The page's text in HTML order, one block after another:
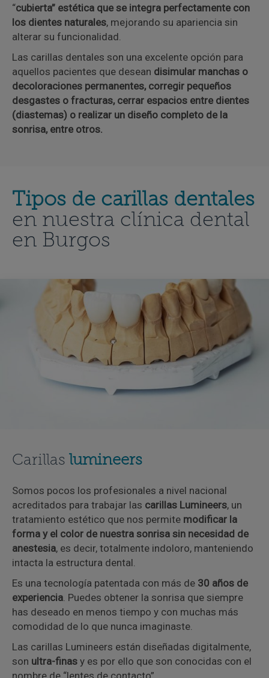
“cubierta” estética que se integra perfectamente con
los dientes naturales, mejorando su apariencia sin
alterar su funcionalidad.
Las carillas dentales son una excelente opción para
aquellos pacientes que desean disimular manchas o
decoloraciones permanentes, corregir pequeños
desgastes o fracturas, cerrar espacios entre dientes
(diastemas) o realizar un diseño completo de la
sonrisa, entre otros.
Tipos de carillas dentales
en nuestra clínica dental
en Burgos
Carillas lumineers
Somos pocos los profesionales a nivel nacional
acreditados para trabajar las carillas Lumineers, un
tratamiento estético que nos permite modificar la
forma y el color de nuestra sonrisa sin necesidad de
anestesia, es decir, totalmente indoloro, manteniendo
intacta la estructura dental.
Es una tecnología patentada con más de 30 años de
experiencia. Puedes obtener la sonrisa que siempre
has deseado en menos tiempo y con muchas más
comodidad de lo que nunca imaginaste.
Las carillas Lumineers están diseñadas digitalmente,
son ultra-finas y es por ello que son conocidas con el
nombre de “lentes de contacto”.